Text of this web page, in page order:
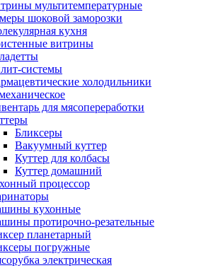
мультитемпературные
шоковой заморозки
кухня
витрины
системы
холодильники
для мясопереработки
Бликсеры
Вакуумный куттер
Куттер для колбасы
Куттер домашний
процессор
кухонные
протирочно-резательные
планетарный
погружные
электрическая